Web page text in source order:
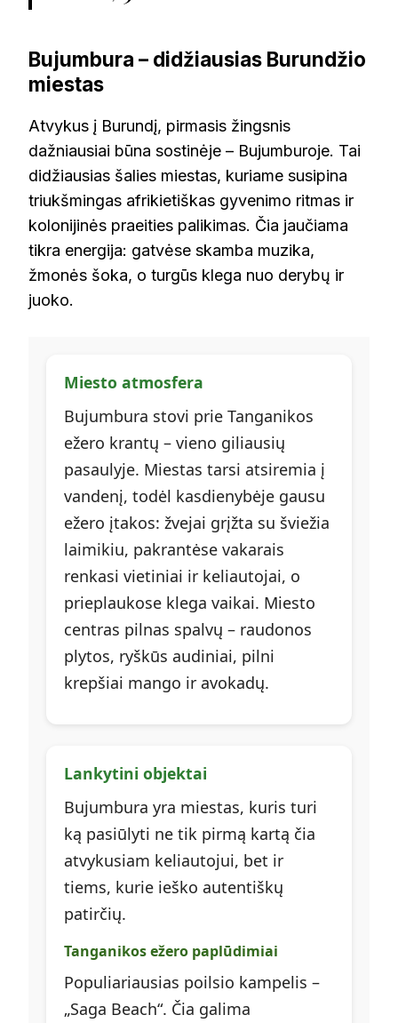
Bujumbura – didžiausias Burundžio
miestas
Atvykus į Burundį, pirmasis žingsnis
dažniausiai būna sostinėje – Bujumburoje. Tai
didžiausias šalies miestas, kuriame susipina
triukšmingas afrikietiškas gyvenimo ritmas ir
kolonijinės praeities palikimas. Čia jaučiama
tikra energija: gatvėse skamba muzika,
žmonės šoka, o turgūs klega nuo derybų ir
juoko.
Miesto atmosfera
Bujumbura stovi prie Tanganikos
ežero krantų – vieno giliausių
pasaulyje. Miestas tarsi atsiremia į
vandenį, todėl kasdienybėje gausu
ežero įtakos: žvejai grįžta su šviežia
laimikiu, pakrantėse vakarais
renkasi vietiniai ir keliautojai, o
prieplaukose klega vaikai. Miesto
centras pilnas spalvų – raudonos
plytos, ryškūs audiniai, pilni
krepšiai mango ir avokadų.
Lankytini objektai
Bujumbura yra miestas, kuris turi
ką pasiūlyti ne tik pirmą kartą čia
atvykusiam keliautojui, bet ir
tiems, kurie ieško autentiškų
patirčių.
Tanganikos ežero paplūdimiai
Populiariausias poilsio kampelis –
„Saga Beach“. Čia galima